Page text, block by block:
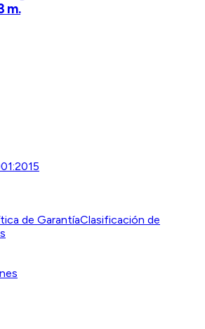
m.
de GarantíaClasificación de